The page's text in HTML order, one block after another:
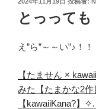
稿
日:
とっっても
え”ら”～～い”♪！！
【たません ×
みた【たまかな2作
【kawaiiKana?】